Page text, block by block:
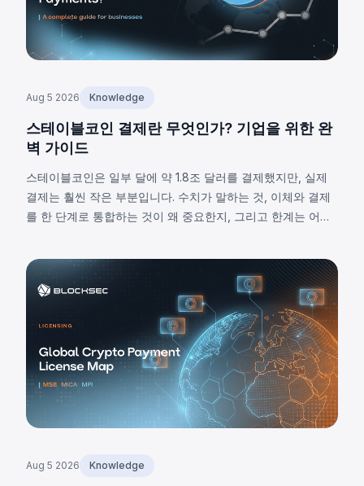
Aug 5 2026 Knowledge
스테이블코인 결제란 무엇인가? 기업을 위한 완
벽 가이드
스테이블코인은 일부 달에 약 1.8조 달러를 결제했지만, 실제
결제는 훨씬 작은 부분입니다. 수치가 말하는 것, 이체와 결제
를 한 단계로 통합하는 것이 왜 중요한지, 그리고 한계는 어디
Aug 5 2026 Knowledge